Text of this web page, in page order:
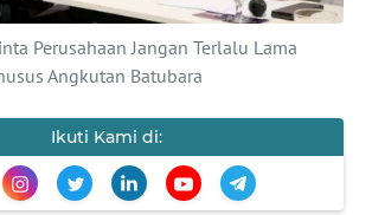
Perusahaan Jangan Terlalu Lama
Angkutan Batubara
Ikuti Kami di: